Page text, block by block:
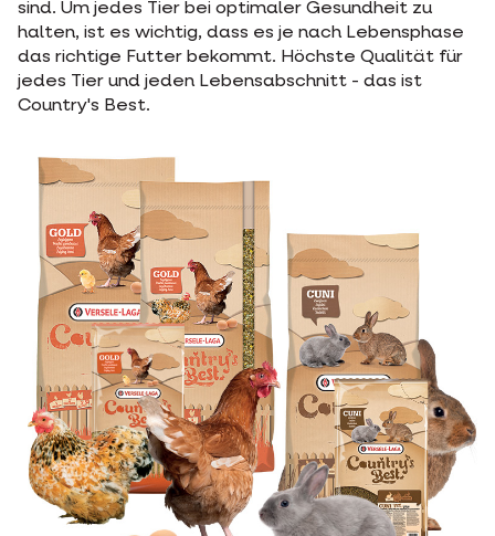
sind. Um jedes Tier bei optimaler Gesundheit zu
halten, ist es wichtig, dass es je nach Lebensphase
das richtige Futter bekommt. Höchste Qualität für
jedes Tier und jeden Lebensabschnitt - das ist
Country's Best.